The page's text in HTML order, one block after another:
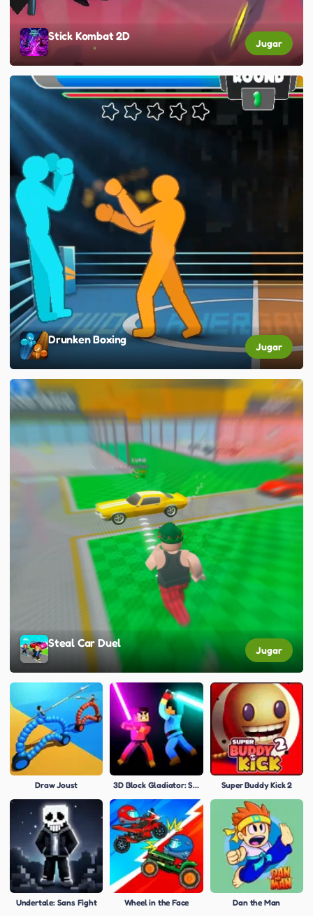
Stick Kombat 2D
Jugar
Drunken Boxing
Jugar
Steal Car Duel
Jugar
Draw Joust 3D Block Gladiator: Sword Draw Super Buddy Kick 2
Undertale: Sans Fight Wheel in the Face Dan the Man